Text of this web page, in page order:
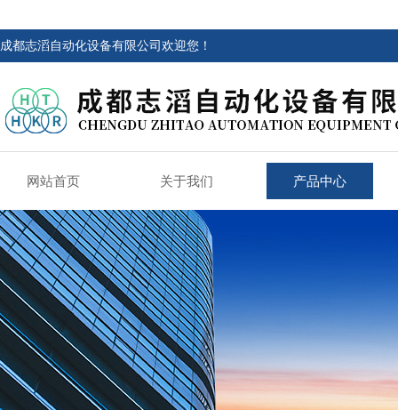
成都志滔自动化设备有限公司欢迎您！
网站首页 关于我们 产品中心